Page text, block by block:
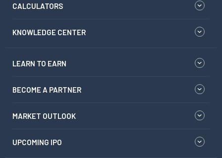
CALCULATORS
KNOWLEDGE CENTER
LEARN TO EARN
BECOME A PARTNER
MARKET OUTLOOK
UPCOMING IPO